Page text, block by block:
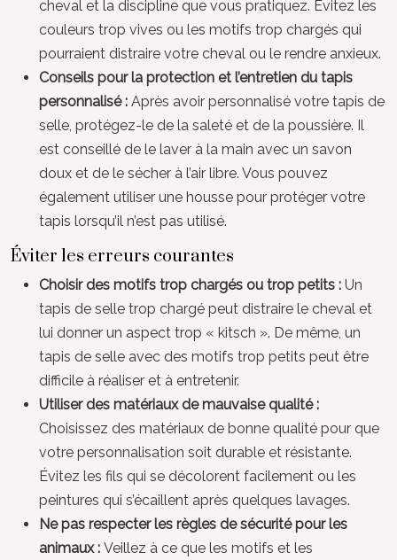
cheval et la discipline que vous pratiquez. Évitez les
couleurs trop vives ou les motifs trop chargés qui
pourraient distraire votre cheval ou le rendre anxieux.
Conseils pour la protection et l’entretien du tapis
personnalisé : Après avoir personnalisé votre tapis de
selle, protégez-le de la saleté et de la poussière. Il
est conseillé de le laver à la main avec un savon
doux et de le sécher à l’air libre. Vous pouvez
également utiliser une housse pour protéger votre
tapis lorsqu’il n’est pas utilisé.
Éviter les erreurs courantes
Choisir des motifs trop chargés ou trop petits : Un
tapis de selle trop chargé peut distraire le cheval et
lui donner un aspect trop « kitsch ». De même, un
tapis de selle avec des motifs trop petits peut être
difficile à réaliser et à entretenir.
Utiliser des matériaux de mauvaise qualité :
Choisissez des matériaux de bonne qualité pour que
votre personnalisation soit durable et résistante.
Évitez les fils qui se décolorent facilement ou les
peintures qui s’écaillent après quelques lavages.
Ne pas respecter les règles de sécurité pour les
animaux : Veillez à ce que les motifs et les